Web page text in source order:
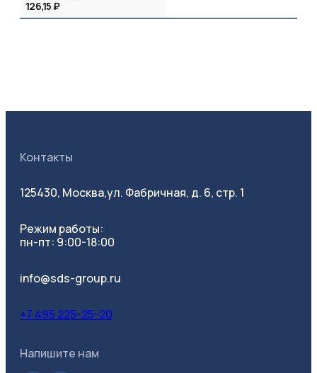
126,15 ₽
Контакты
125430, Москва,ул. Фабричная, д. 6, стр. 1
Режим работы:
пн-пт: 9:00-18:00
info@sds-group.ru
+7 495 225-25-20
Напишите нам